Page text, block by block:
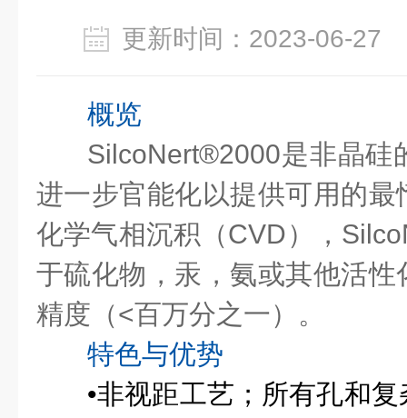
更新时间：2023-06-
概览
SilcoNert®2000是非晶硅
进一步官能化以提供可用的
化学气相沉积（CVD），
于硫化物，汞，氨或其他活
精度（<百万分之一）。
特色与优势
•非视距工艺；所有孔和